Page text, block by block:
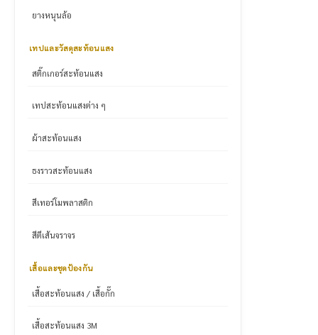
ยางหนุนล้อ
เทปและวัสดุสะท้อนแสง
สติ๊กเกอร์สะท้อนแสง
เทปสะท้อนแสงต่าง ๆ
ผ้าสะท้อนแสง
ธงราวสะท้อนแสง
สีเทอร์โมพลาสติก
สีตีเส้นจราจร
เสื้อและชุดป้องกัน
เสื้อสะท้อนแสง / เสื้อกั๊ก
เสื้อสะท้อนแสง 3M